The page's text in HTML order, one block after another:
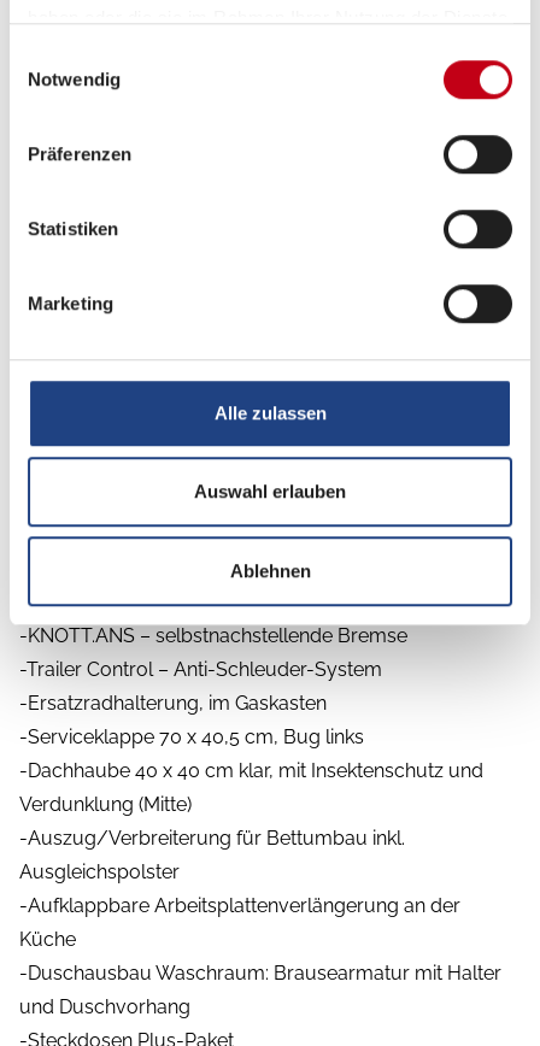
Notwendig
Präferenzen
Statistiken
Marketing
Alle zulassen
Auswahl erlauben
Ablehnen
Dieser tolle 390 QD aus dem Modelljahr 2025 steht bei
uns zur Besichtigung bereit und ist zu sofort verfügbar.
Inklusive folgender Sonderausstattung:
-Lithium Paket
-KNOTT.ANS – selbstnachstellende Bremse
-Trailer Control – Anti-Schleuder-System
-Ersatzradhalterung, im Gaskasten
-Serviceklappe 70 x 40,5 cm, Bug links
-Dachhaube 40 x 40 cm klar, mit Insektenschutz und
Verdunklung (Mitte)
-Auszug/Verbreiterung für Bettumbau inkl.
Ausgleichspolster
-Aufklappbare Arbeitsplattenverlängerung an der
Küche
-Duschausbau Waschraum: Brausearmatur mit Halter
und Duschvorhang
-Steckdosen Plus-Paket